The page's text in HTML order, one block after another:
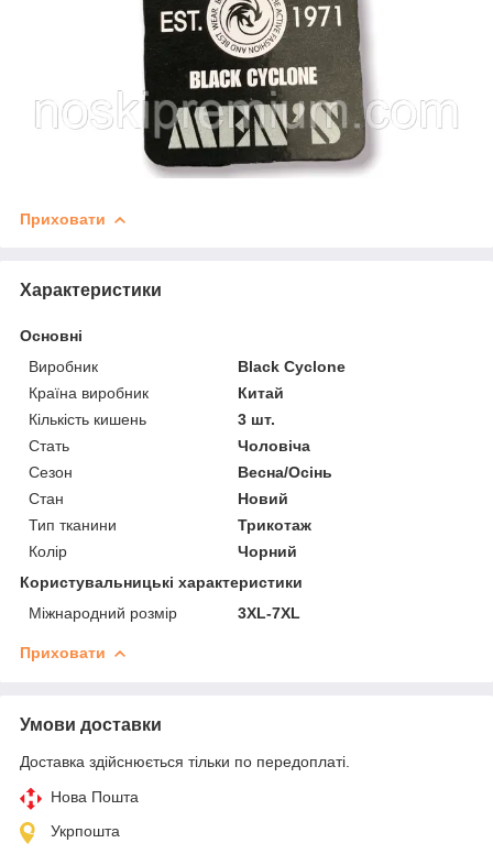
Приховати
Характеристики
Основні
Виробник
Black Cyclone
Країна виробник
Китай
Кількість кишень
3 шт.
Стать
Чоловіча
Сезон
Весна/Осінь
Стан
Новий
Тип тканини
Трикотаж
Колір
Чорний
Користувальницькі характеристики
Міжнародний розмір
3XL-7XL
Приховати
Умови доставки
Доставка здійснюється тільки по передоплаті.
Нова Пошта
Укрпошта